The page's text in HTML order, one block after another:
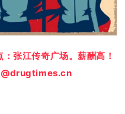
张江传奇广场。薪酬高！